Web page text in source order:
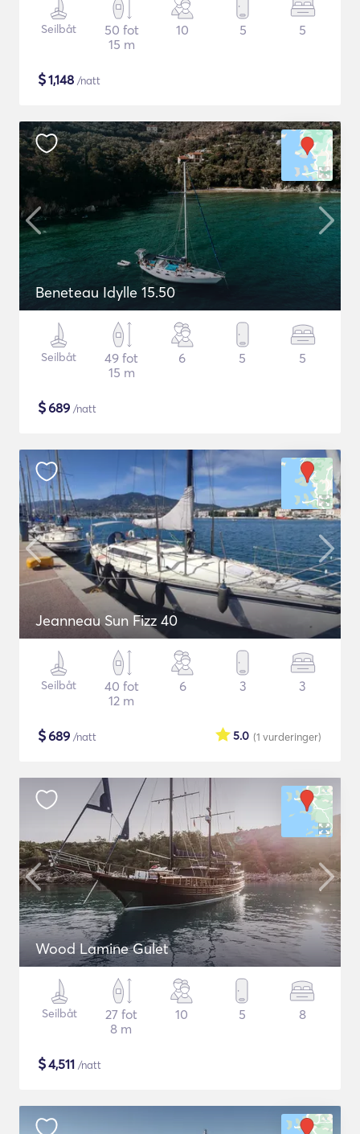
Seilbåt
50 fot
15 m
10 5 5
$1,148 /natt
Beneteau Idylle 15.50
Seilbåt
49 fot
15 m
6 5 5
$689 /natt
Jeanneau Sun Fizz 40
Seilbåt
40 fot
12 m
6 3 3
$689 /natt (1 vurderinger)
5.0
Wood Lamine Gulet
Seilbåt
27 fot
8 m
10 5 8
$4,511 /natt